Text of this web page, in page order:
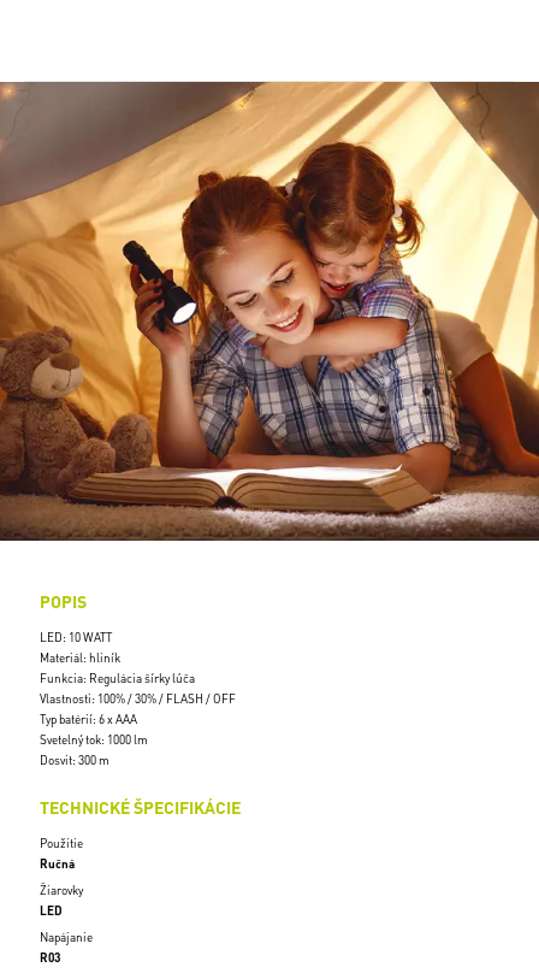
POPIS
LED: 10 WATT
Materiál: hliník
Funkcia: Regulácia šírky lúča
Vlastnosti: 100% / 30% / FLASH / OFF
Typ batérií: 6 x AAA
Svetelný tok: 1000 lm
Dosvit: 300 m
TECHNICKÉ ŠPECIFIKÁCIE
Použitie
Ručná
Žiarovky
LED
Napájanie
R03